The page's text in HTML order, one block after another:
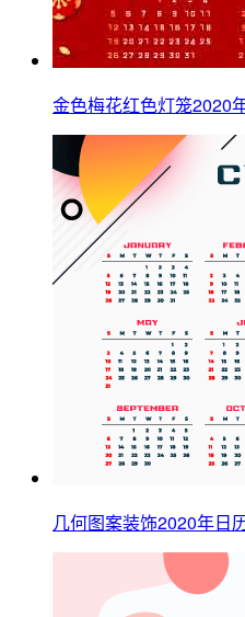
金色梅花红色灯笼2020
几何图案装饰2020年日